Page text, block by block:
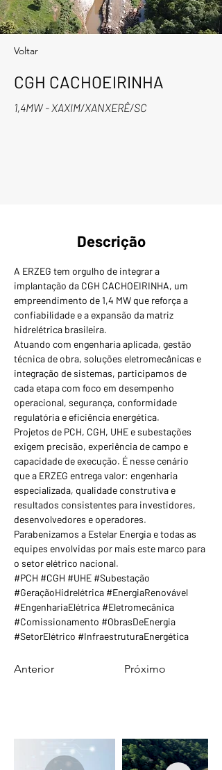
Voltar
CGH CACHOEIRINHA
1,4MW - XAXIM/XANXERÊ/SC
Descrição
A ERZEG tem orgulho de integrar a
implantação da CGH CACHOEIRINHA, um
empreendimento de 1,4 MW que reforça a
confiabilidade e a expansão da matriz
hidrelétrica brasileira.
Atuando com engenharia aplicada, gestão
técnica de obra, soluções eletromecânicas e
integração de sistemas, participamos de
cada etapa com foco em desempenho
operacional, segurança, conformidade
regulatória e eficiência energética.
Projetos de PCH, CGH, UHE e subestações
exigem precisão, experiência de campo e
capacidade de execução. É nesse cenário
que a ERZEG entrega valor: engenharia
especializada, qualidade construtiva e
resultados consistentes para investidores,
desenvolvedores e operadores.
Parabenizamos a Estelar Energia e todas as
equipes envolvidas por mais este marco para
o setor elétrico nacional.
#PCH #CGH #UHE #Subestação
#GeraçãoHidrelétrica #EnergiaRenovável
#EngenhariaElétrica #Eletromecânica
#Comissionamento #ObrasDeEnergia
#SetorElétrico #InfraestruturaEnergética
Anterior Próximo